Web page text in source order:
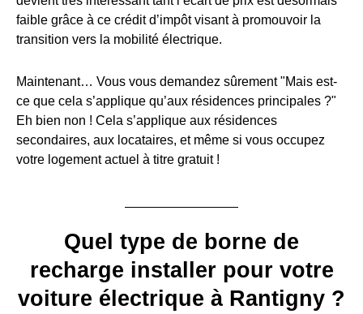
faible grâce à ce crédit d’impôt visant à promouvoir la
transition vers la mobilité électrique.
Maintenant… Vous vous demandez sûrement "Mais est-
ce que cela s’applique qu’aux résidences principales ?"
Eh bien non ! Cela s’applique aux résidences
secondaires, aux locataires, et même si vous occupez
votre logement actuel à titre gratuit !
Quel type de borne de
recharge installer pour votre
voiture électrique à Rantigny ?